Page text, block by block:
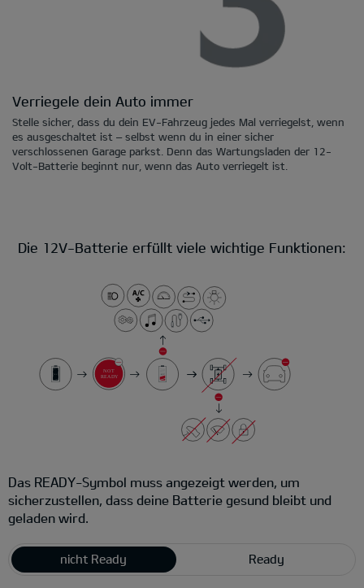
Verriegele dein Auto immer
Stelle sicher, dass du dein EV-Fahrzeug jedes Mal verriegelst, wenn
es ausgeschaltet ist – selbst wenn du in einer sicher
verschlossenen Garage parkst. Denn das Wartungsladen der 12-
Volt-Batterie beginnt nur, wenn das Auto verriegelt ist.
Die 12V-Batterie erfüllt viele wichtige Funktionen:
Das READY-Symbol muss angezeigt werden, um
sicherzustellen, dass deine Batterie gesund bleibt und
geladen wird.
nicht Ready Ready